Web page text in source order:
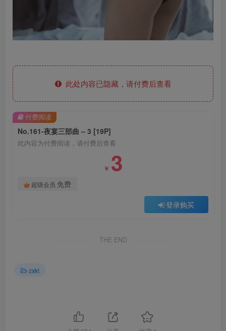
此处内容已隐藏，请付费后查看
No.161-夜宴三部曲 – 3 [19P]
此内容为付费阅读，请付费后查看
￥ 3
超级会员 免费
登录购买
付费阅读
THE END
zxkt